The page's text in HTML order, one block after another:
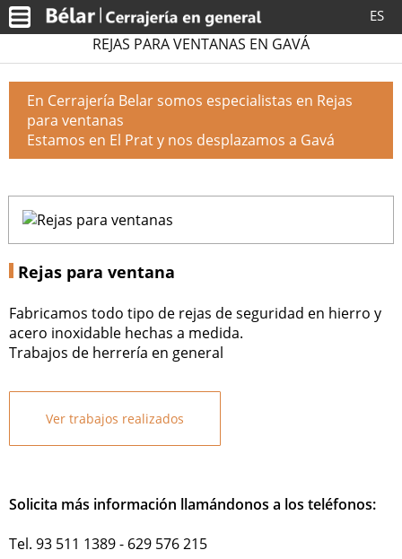
ES
REJAS PARA VENTANAS EN GAVÁ
En Cerrajería Belar somos especialistas en Rejas
para ventanas
Estamos en El Prat y nos desplazamos a Gavá
Rejas para ventana
Fabricamos todo tipo de rejas de seguridad en hierro y
acero inoxidable hechas a medida.
Trabajos de herrería en general
Ver trabajos realizados
Solicita más información llamándonos a los teléfonos:
Tel. 93 511 1389 - 629 576 215